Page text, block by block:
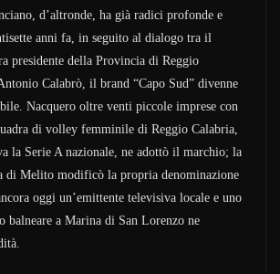
d’altronde, ha già radici profonde e
anni fa, in seguito al dialogo tra il
presidente della Provincia di Reggio
Calabrò, il brand “Capo Sud” divenne
Nacquero oltre venti piccole imprese con
di volley femminile di Reggio Calabria,
la Serie A nazionale, ne adottò il marchio; la
di Melito modificò la propria denominazione
oggi un’emittente televisiva locale e uno
balneare a Marina di San Lorenzo ne